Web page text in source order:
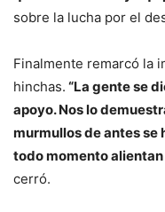
sobre la lucha por el
Finalmente remarcó la
hinchas. “La gente se
apoyo. Nos lo
murmullos de antes se
todo momento
cerró.